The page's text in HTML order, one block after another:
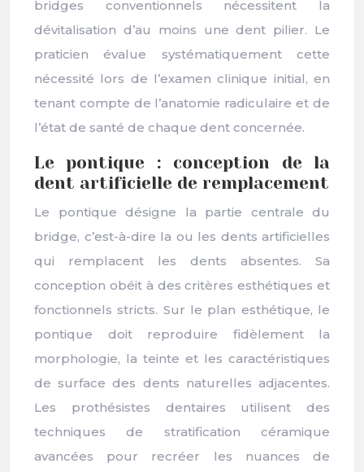
bridges conventionnels nécessitent la
dévitalisation d’au moins une dent pilier. Le
praticien évalue systématiquement cette
nécessité lors de l’examen clinique initial, en
tenant compte de l’anatomie radiculaire et de
l’état de santé de chaque dent concernée.
Le pontique : conception de la
dent artificielle de remplacement
Le pontique désigne la partie centrale du
bridge, c’est-à-dire la ou les dents artificielles
qui remplacent les dents absentes. Sa
conception obéit à des critères esthétiques et
fonctionnels stricts. Sur le plan esthétique, le
pontique doit reproduire fidèlement la
morphologie, la teinte et les caractéristiques
de surface des dents naturelles adjacentes.
Les prothésistes dentaires utilisent des
techniques de stratification céramique
avancées pour recréer les nuances de